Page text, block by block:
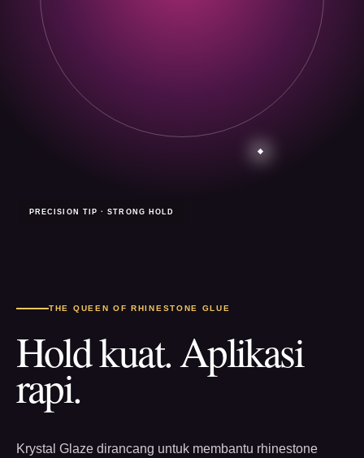
PRECISION TIP · STRONG HOLD
THE QUEEN OF RHINESTONE GLUE
Hold kuat. Aplikasi
rapi.
Krystal Glaze dirancang untuk membantu rhinestone